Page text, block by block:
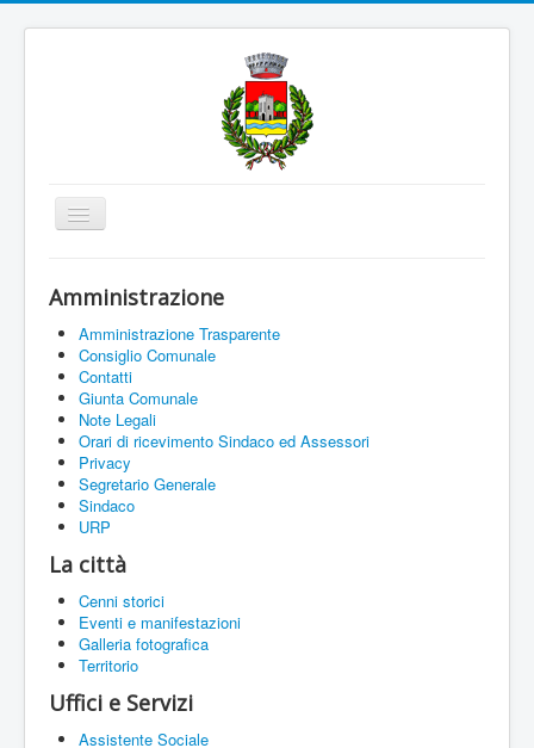
Cambia
navigazione
Amministrazione
Uffici e Servizi
La città
Associazioni
Documenti On Line
Informazioni
Amministrazione
Amministrazione Trasparente
Consiglio Comunale
Contatti
Giunta Comunale
Note Legali
Orari di ricevimento Sindaco ed Assessori
Privacy
Segretario Generale
Sindaco
URP
La città
Cenni storici
Eventi e manifestazioni
Galleria fotografica
Territorio
Uffici e Servizi
Assistente Sociale